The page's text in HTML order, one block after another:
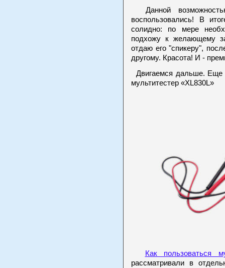
Данной
воспользовались! В
солидно: по мере
подхожу к желающему
отдаю его "спикеру",
другому. Красота! И -
Двигаемся дальше. Еще
мультитестер «XL830L»
Как пользоваться
рассматривали в